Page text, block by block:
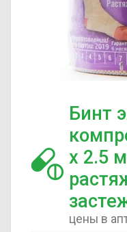
Бинт
х 2.5
цены в